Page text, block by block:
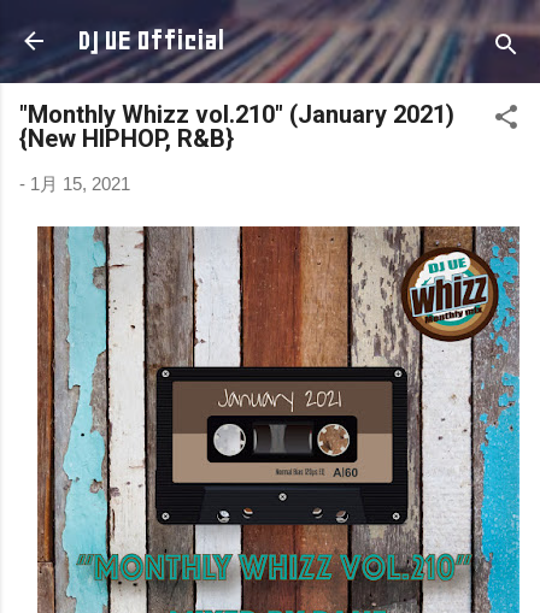
スキップしてメイン コンテンツに移動
DJ UE Official
"Monthly Whizz vol.210" (January 2021)
{New HIPHOP, R&B}
- 1月 15, 2021